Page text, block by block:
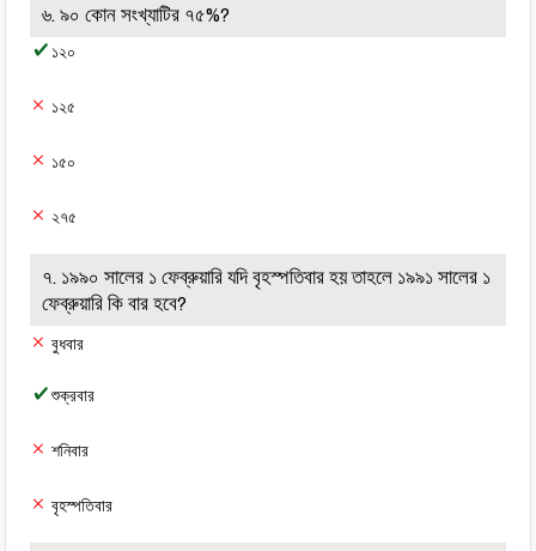
৬. ৯০ কোন সংখ্যাটির ৭৫%?
১২০
১২৫
১৫০
২৭৫
৭. ১৯৯০ সালের ১ ফেব্রুয়ারি যদি বৃহস্পতিবার হয় তাহলে ১৯৯১ সালের ১
ফেব্রুয়ারি কি বার হবে?
বুধবার
শুক্রবার
শনিবার
বৃহস্পতিবার